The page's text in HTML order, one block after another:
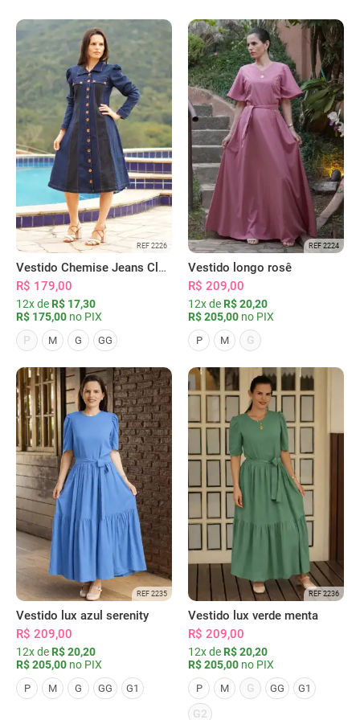
REF 2226
Vestido Chemise Jeans Clássica Serena
R$ 179,00
12x de R$ 17,30
R$ 175,00 no PIX
P
M G GG
REF 2224
Vestido longo rosê
R$ 209,00
12x de R$ 20,20
R$ 205,00 no PIX
P M G
REF 2235
Vestido lux azul serenity
R$ 209,00
12x de R$ 20,20
R$ 205,00 no PIX
P M G GG G1
REF 2236
Vestido lux verde menta
R$ 209,00
12x de R$ 20,20
R$ 205,00 no PIX
P M G GG G1
G2